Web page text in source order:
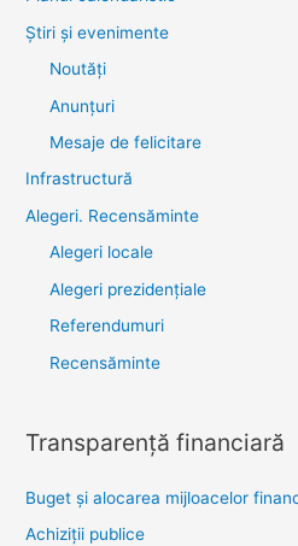
Știri şi evenimente
Noutăţi
Anunţuri
Mesaje de felicitare
Infrastructură
Alegeri. Recensăminte
Alegeri locale
Alegeri prezidențiale
Referendumuri
Recensăminte
Transparenţă financiară
Buget și alocarea mijloacelor
Achiziţii publice